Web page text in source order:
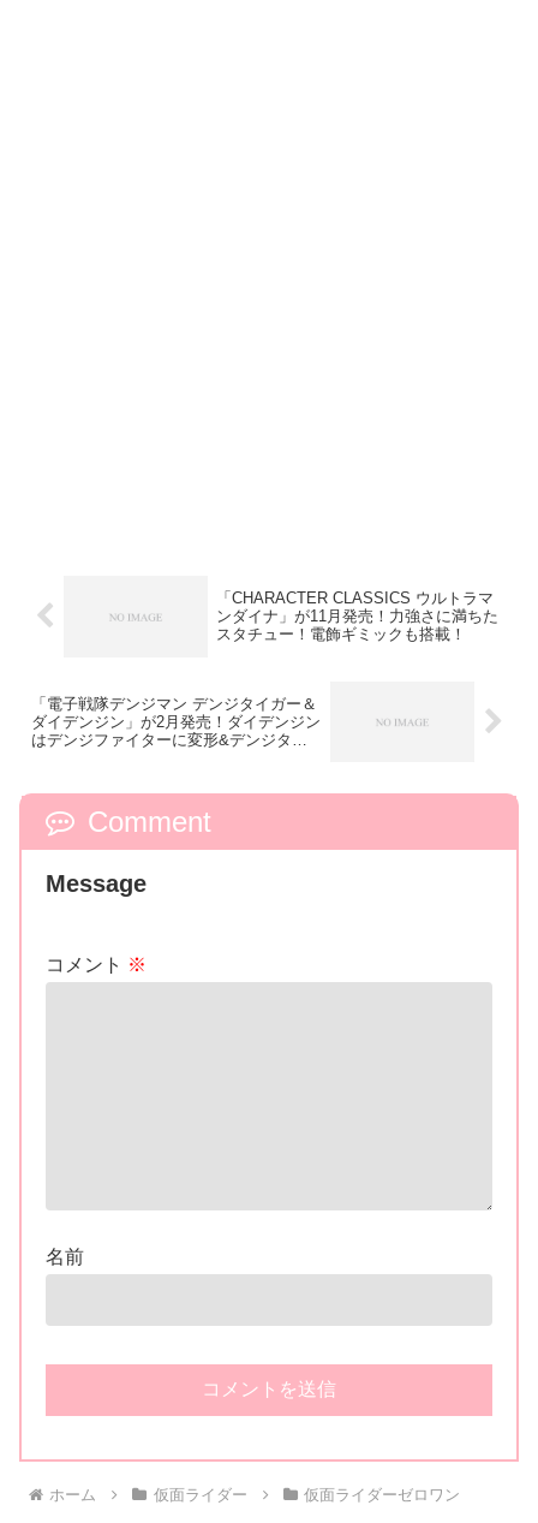
「CHARACTER CLASSICS ウルトラマ
ンダイナ」が11月発売！力強さに満ちた
スタチュー！電飾ギミックも搭載！
「電子戦隊デンジマン デンジタイガー＆
ダイデンジン」が2月発売！ダイデンジン
はデンジファイターに変形&デンジタイ
Comment
Message
コメント ※
名前
ホーム 仮面ライダー 仮面ライダーゼロワン